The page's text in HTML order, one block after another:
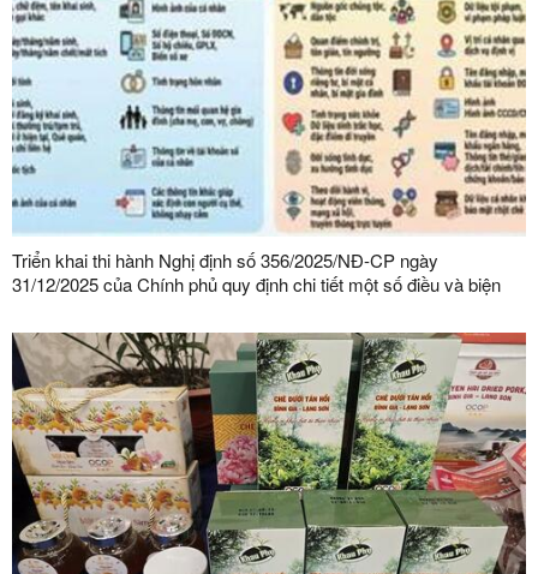
Triển khai thi hành Nghị định số 356/2025/NĐ-CP ngày
31/12/2025 của Chính phủ quy định chi tiết một số điều và biện
Sơn